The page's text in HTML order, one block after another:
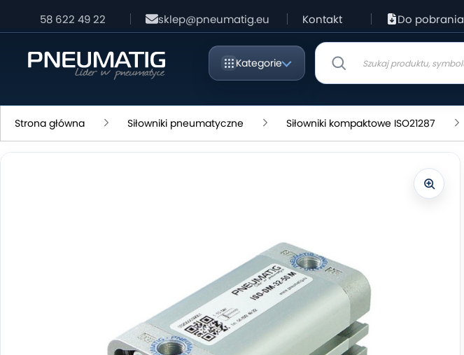
58 622 49 22 sklep@pneumatig.eu Kontakt Do pobrania
Kategorie
Strona główna Siłowniki pneumatyczne Siłowniki kompaktowe ISO21287